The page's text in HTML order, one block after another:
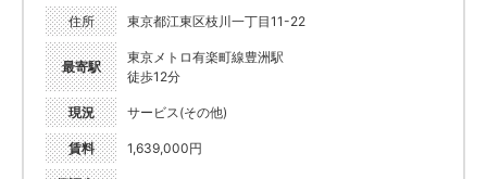
住所 東京都江東区枝川一丁目11-22
最寄駅
東京メトロ有楽町線豊洲駅
徒歩12分
現況 サービス(その他)
賃料 1,639,000円